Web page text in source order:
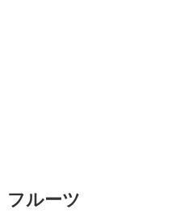
フルーツ